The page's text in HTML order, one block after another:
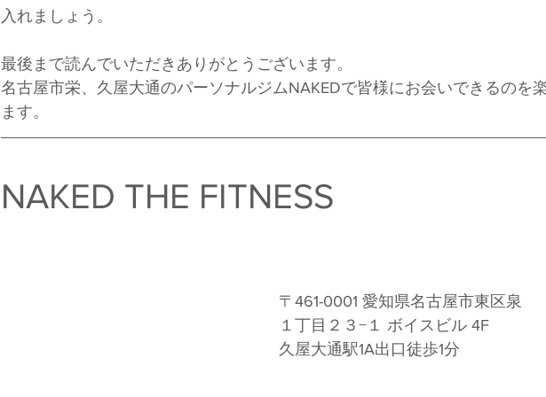
入れましょう。
最後まで読んでいただきありがとうございます。
名古屋市栄、久屋大通のパーソナルジムNAKEDで皆様にお会いできるのを
ます。
NAKED THE FITNESS
〒461-0001 愛知県名古屋市東区泉
１丁目２３−１ ボイスビル 4F
久屋大通駅1A出口徒歩1分